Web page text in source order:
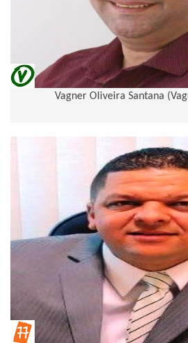
Vagner Oliveira Santana